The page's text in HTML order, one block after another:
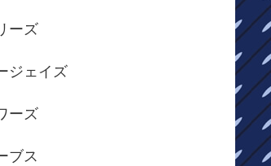
ーズ
ジェイズ
ーズ
ブス